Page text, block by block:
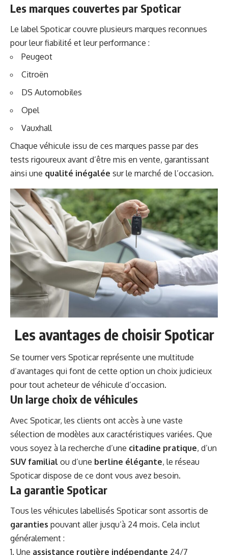
Les marques couvertes par Spoticar
Le label Spoticar couvre plusieurs marques reconnues
pour leur fiabilité et leur performance :
Peugeot
Citroën
DS Automobiles
Opel
Vauxhall
Chaque véhicule issu de ces marques passe par des
tests rigoureux avant d’être mis en vente, garantissant
ainsi une qualité inégalée sur le marché de l’occasion.
Les avantages de choisir Spoticar
Se tourner vers Spoticar représente une multitude
d’avantages qui font de cette option un choix judicieux
pour tout acheteur de véhicule d’occasion.
Un large choix de véhicules
Avec Spoticar, les clients ont accès à une vaste
sélection de modèles aux caractéristiques variées. Que
vous soyez à la recherche d’une citadine pratique, d’un
SUV familial ou d’une berline élégante, le réseau
Spoticar dispose de ce dont vous avez besoin.
La garantie Spoticar
Tous les véhicules labellisés Spoticar sont assortis de
garanties pouvant aller jusqu’à 24 mois. Cela inclut
généralement :
Une assistance routière indépendante 24/7